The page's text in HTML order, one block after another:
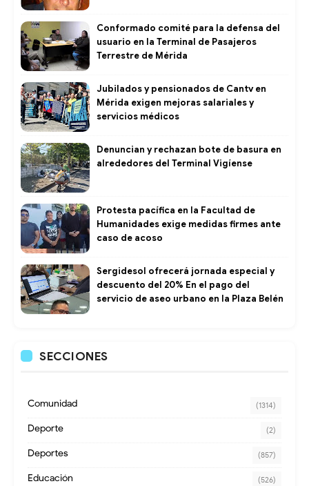
Conformado comité para la defensa del
usuario en la Terminal de Pasajeros
Terrestre de Mérida
Jubilados y pensionados de Cantv en
Mérida exigen mejoras salariales y
servicios médicos
Denuncian y rechazan bote de basura en
alrededores del Terminal Vigíense
Protesta pacífica en la Facultad de
Humanidades exige medidas firmes ante
caso de acoso
Sergidesol ofrecerá jornada especial y
descuento del 20% En el pago del
servicio de aseo urbano en la Plaza Belén
SECCIONES
Comunidad (1314)
Deporte (2)
Deportes (857)
Educación (526)